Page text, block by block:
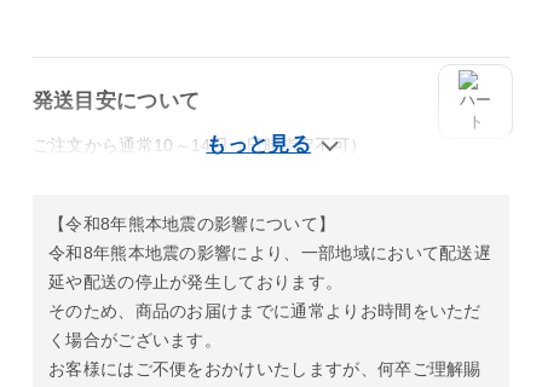
発送目安について
ご注文から通常10～14日（日時指定不可）
【令和8年熊本地震の影響について】
令和8年熊本地震の影響により、一部地域において配送遅
延や配送の停止が発生しております。
そのため、商品のお届けまでに通常よりお時間をいただ
く場合がございます。
お客様にはご不便をおかけいたしますが、何卒ご理解賜